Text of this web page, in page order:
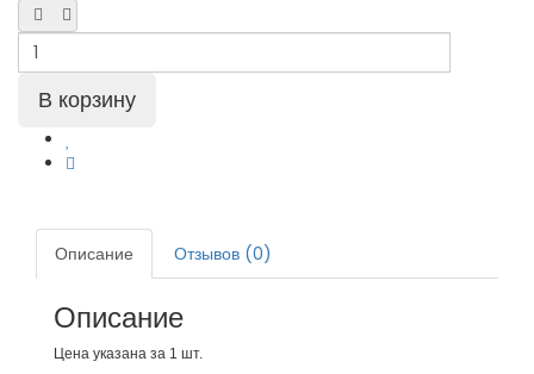
Описание Отзывов (0)
Описание
Цена указана за 1 шт.